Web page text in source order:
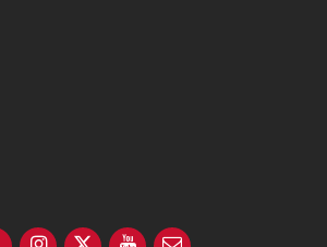
Instagram
X YouTubeEmail